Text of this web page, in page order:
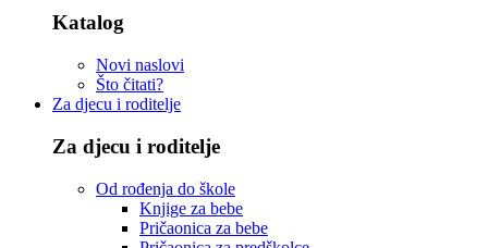
Katalog
Novi naslovi
Što čitati?
Za djecu i roditelje
Za djecu i roditelje
Od rođenja do škole
Knjige za bebe
Pričaonica za bebe